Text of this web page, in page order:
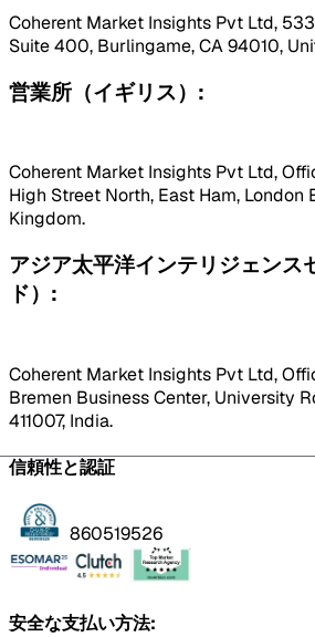
Coherent Market Insights Pvt Ltd,
Suite 400, Burlingame, CA 94010,
営業所（イギリス）:
Coherent Market Insights Pvt Ltd,
High Street North, East Ham, London
Kingdom.
アジア太平洋インテリジェンス
ド）:
Coherent Market Insights Pvt Ltd,
Bremen Business Center, University
411007, India.
信頼性と認証
860519526
安全な支払い方法: